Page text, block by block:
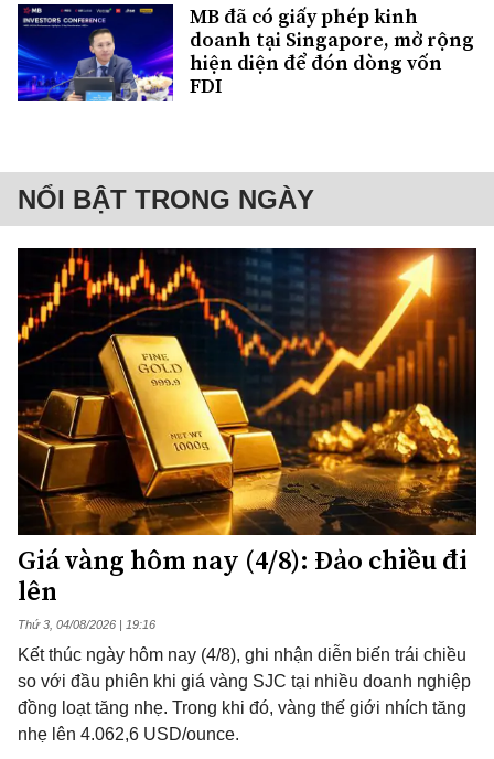
MB đã có giấy phép kinh
doanh tại Singapore, mở rộng
hiện diện để đón dòng vốn
FDI
NỔI BẬT TRONG NGÀY
Giá vàng hôm nay (4/8): Đảo chiều đi
lên
Thứ 3, 04/08/2026 | 19:16
Kết thúc ngày hôm nay (4/8), ghi nhận diễn biến trái chiều
so với đầu phiên khi giá vàng SJC tại nhiều doanh nghiệp
đồng loạt tăng nhẹ. Trong khi đó, vàng thế giới nhích tăng
nhẹ lên 4.062,6 USD/ounce.